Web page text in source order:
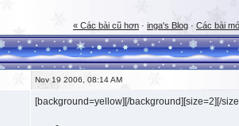
« Các bài cũ hơn · inga's Blog · Các bài
Nov 19 2006, 08:14 AM
[background=yellow][/background][size=2][/